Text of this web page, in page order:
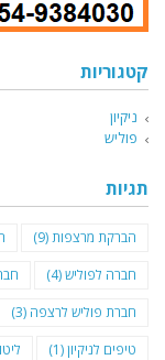
קטגוריות
ניקיון
פוליש
תגיות
הברקת מרצפות(9)
חברה לפוליש(4)
חברת פוליש לרצפה (3)
טיפים לניקיון(1)